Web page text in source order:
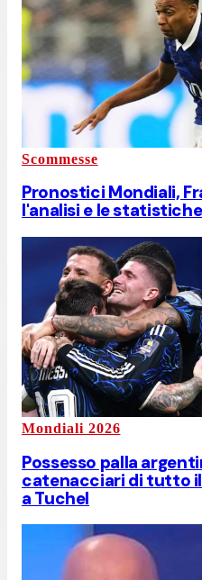
Scommesse
Pronostici Mondiali,
l'analisi e le
Mondiali 2026
Possesso palla
catenacciari di tutto
a Tuchel